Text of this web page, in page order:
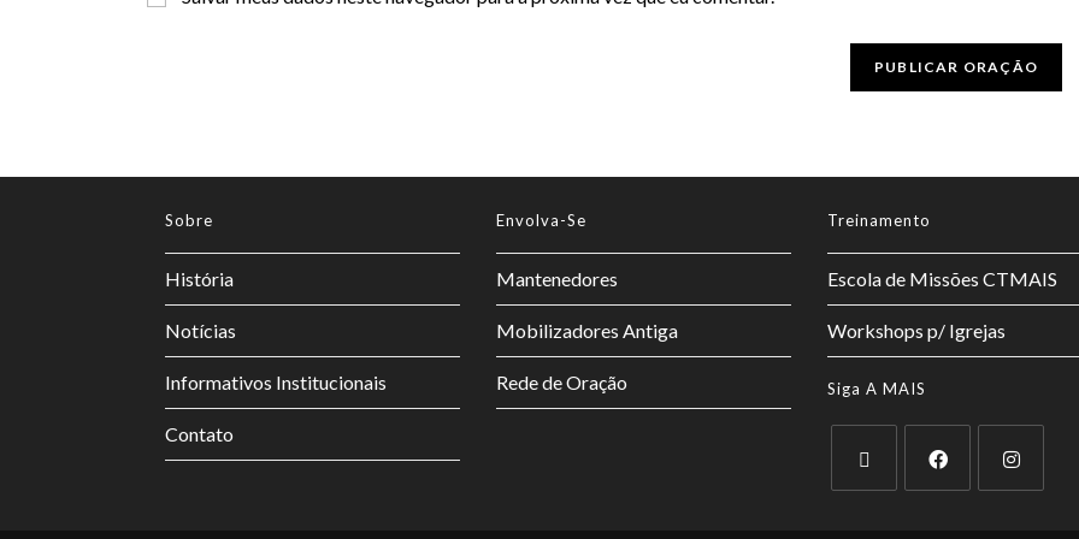
Sobre
História
Notícias
Informativos Institucionais
Contato
Envolva-Se
Mantenedores
Mobilizadores Antiga
Rede de Oração
Treinamento
Escola de Missões CTMAIS
Workshops p/ Igrejas
Siga A MAIS